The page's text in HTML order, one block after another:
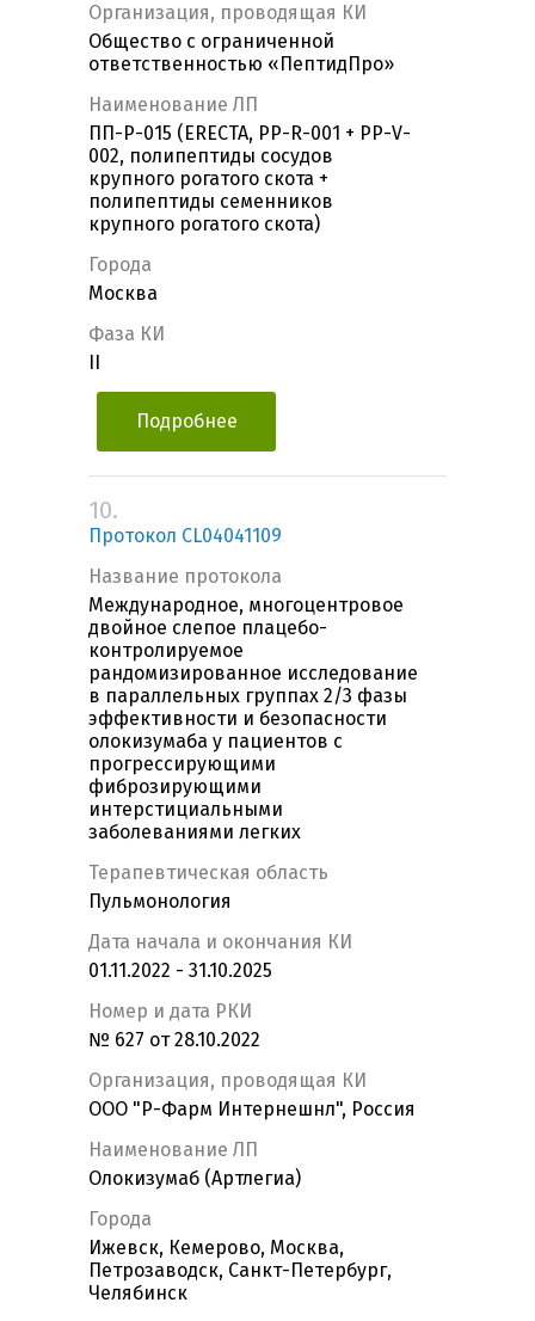
Организация, проводящая КИ
Общество с ограниченной
ответственностью «ПептидПро»
Наименование ЛП
ПП-Р-015 (ERECTA, PP-R-001 + PP-V-
002, полипептиды сосудов
крупного рогатого скота +
полипептиды семенников
крупного рогатого скота)
Города
Москва
Фаза КИ
Подробнее
10.
Протокол СL04041109
Название протокола
Международное, многоцентровое
двойное слепое плацебо-
контролируемое
рандомизированное исследование
в параллельных группах 2/3 фазы
эффективности и безопасности
олокизумаба у пациентов с
прогрессирующими
фиброзирующими
интерстициальными
заболеваниями легких
Терапевтическая область
Пульмонология
Дата начала и окончания КИ
01.11.2022 - 31.10.2025
Номер и дата РКИ
№ 627 от 28.10.2022
Организация, проводящая КИ
ООО "Р-Фарм Интернешнл", Россия
Наименование ЛП
Олокизумаб (Артлегиа)
Города
Ижевск, Кемерово, Москва,
Петрозаводск, Санкт-Петербург,
Челябинск